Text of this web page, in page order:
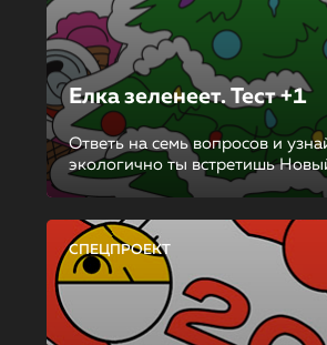
Елка зеленеет. Тест +1
Ответь на семь вопросов и
экологично ты встретишь
СПЕЦПРОЕКТ